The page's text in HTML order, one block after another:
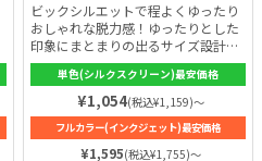
ビックシルエットで程よくゆったり
おしゃれな脱力感！ゆったりとした
印象にまとまりの出るサイズ設計で
オシャレに着こなせるはずです！カ
ラー展開は全2色でSからXLまでのサ
イズ展開。ビックシルエットながら
生地の厚みは、5.6ozと程よい厚さ
で、生地の使用素材は綿100%！そ
のため、しっかりとした耐久性があ
単色(シルクスクリーン)最安価格
¥1,054(税込¥1,159)～
フルカラー(インクジェット)最安価格
¥1,595(税込¥1,755)～